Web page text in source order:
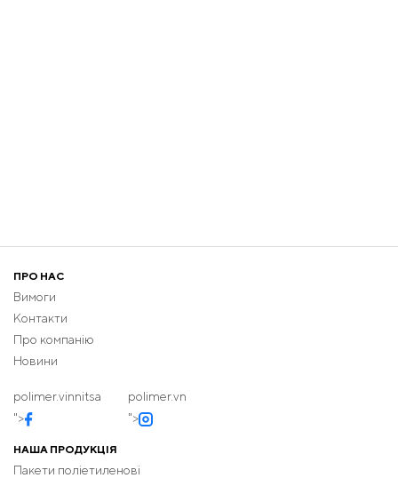
ПРО НАС
Вимоги
Контакти
Про компанію
Новини
polimer.vinnitsa
">
polimer.vn
">
НАША ПРОДУКЦІЯ
Пакети поліетиленові